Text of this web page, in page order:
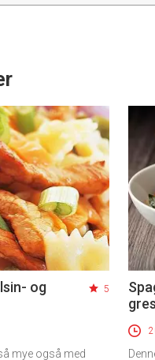
og
5
mye også med